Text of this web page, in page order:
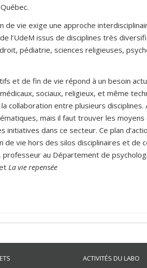
vie exige une approche
l’UdeM issus de disciplines très
pédiatrie, sciences religieuses,
et de fin de vie répond à un besoin
sociaux, religieux, et même
entre plusieurs disciplines.
mais il faut trouver les moyens
dans ce secteur. Ce plan
vie hors des silos disciplinaires et de
au Département de
La vie repensée
ACTIVITÉS DU LABO